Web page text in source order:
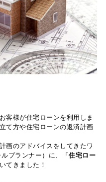
客様が住宅ローンを利用しま
て方や住宅ローンの返済計画
画のアドバイスをしてきたワ
プランナー）に、「住宅ロー
てきました！